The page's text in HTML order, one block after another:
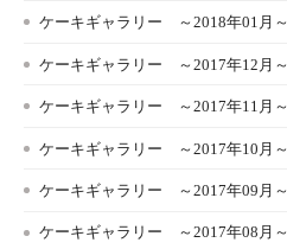
ケーキギャラリー ～2018年01月～
ケーキギャラリー ～2017年12月～
ケーキギャラリー ～2017年11月～
ケーキギャラリー ～2017年10月～
ケーキギャラリー ～2017年09月～
ケーキギャラリー ～2017年08月～